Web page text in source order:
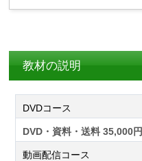
教材の説明
DVDコース
DVD・資料・送料 35,000円
動画配信コース